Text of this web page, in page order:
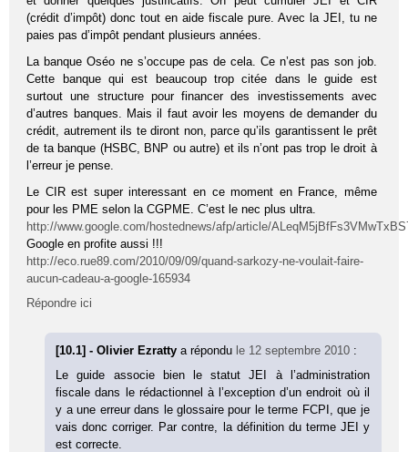
(crédit d’impôt) donc tout en aide fiscale pure. Avec la JEI, tu ne
paies pas d’impôt pendant plusieurs années.
La banque Oséo ne s’occupe pas de cela. Ce n’est pas son job.
Cette banque qui est beaucoup trop citée dans le guide est
surtout une structure pour financer des investissements avec
d’autres banques. Mais il faut avoir les moyens de demander du
crédit, autrement ils te diront non, parce qu’ils garantissent le prêt
de ta banque (HSBC, BNP ou autre) et ils n’ont pas trop le droit à
l’erreur je pense.
Le CIR est super interessant en ce moment en France, même
pour les PME selon la CGPME. C’est le nec plus ultra.
http://www.google.com/hostednews/afp/article/
Google en profite aussi !!!
http://eco.rue89.com/2010/09/09/quand-sarkozy-ne-voulait-faire-
aucun-cadeau-a-google-165934
Répondre ici
[10.1] - Olivier Ezrattya répondu le 12 septembre 2010 :
Le guide associe bien le statut JEI à l’administration
fiscale dans le rédactionnel à l’exception d’un endroit où il
y a une erreur dans le glossaire pour le terme FCPI, que je
vais donc corriger. Par contre, la définition du terme JEI y
est correcte.